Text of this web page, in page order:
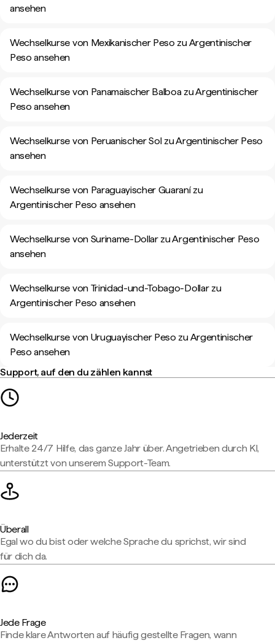
ansehen
Wechselkurse von Mexikanischer Peso zu Argentinischer
Peso ansehen
Wechselkurse von Panamaischer Balboa zu Argentinischer
Peso ansehen
Wechselkurse von Peruanischer Sol zu Argentinischer Peso
ansehen
Wechselkurse von Paraguayischer Guaraní zu
Argentinischer Peso ansehen
Wechselkurse von Suriname-Dollar zu Argentinischer Peso
ansehen
Wechselkurse von Trinidad-und-Tobago-Dollar zu
Argentinischer Peso ansehen
Wechselkurse von Uruguayischer Peso zu Argentinischer
Peso ansehen
Support, auf den du zählen kannst
Jederzeit
Erhalte 24/7 Hilfe, das ganze Jahr über. Angetrieben durch KI,
unterstützt von unserem Support-Team.
Überall
Egal wo du bist oder welche Sprache du sprichst, wir sind
für dich da.
Jede Frage
Finde klare Antworten auf häufig gestellte Fragen, wann